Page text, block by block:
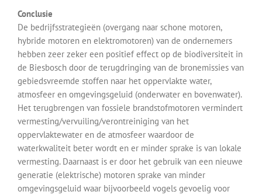
Conclusie
De bedrijfsstrategieën (overgang naar schone motoren,
hybride motoren en elektromotoren) van de ondernemers
hebben zeer zeker een positief effect op de biodiversiteit in
de Biesbosch door de terugdringing van de bronemissies van
gebiedsvreemde stoffen naar het oppervlakte water,
atmosfeer en omgevingsgeluid (onderwater en bovenwater).
Het terugbrengen van fossiele brandstofmotoren vermindert
vermesting/vervuiling/verontreiniging van het
oppervlaktewater en de atmosfeer waardoor de
waterkwaliteit beter wordt en er minder sprake is van lokale
vermesting. Daarnaast is er door het gebruik van een nieuwe
generatie (elektrische) motoren sprake van minder
omgevingsgeluid waar bijvoorbeeld vogels gevoelig voor